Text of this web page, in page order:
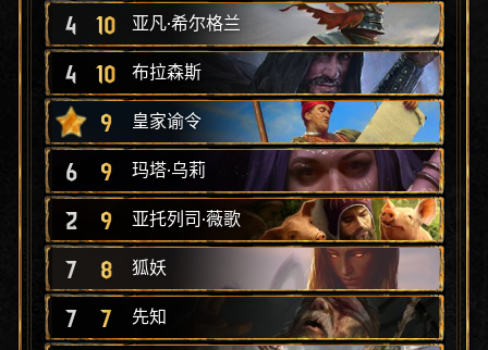
4 10 亚凡·希尔格兰
4 10 布拉森斯
9 皇家谕令
6 9 玛塔·乌莉
2 9 亚托列司·薇歌
7 8 狐妖
7 7 先知